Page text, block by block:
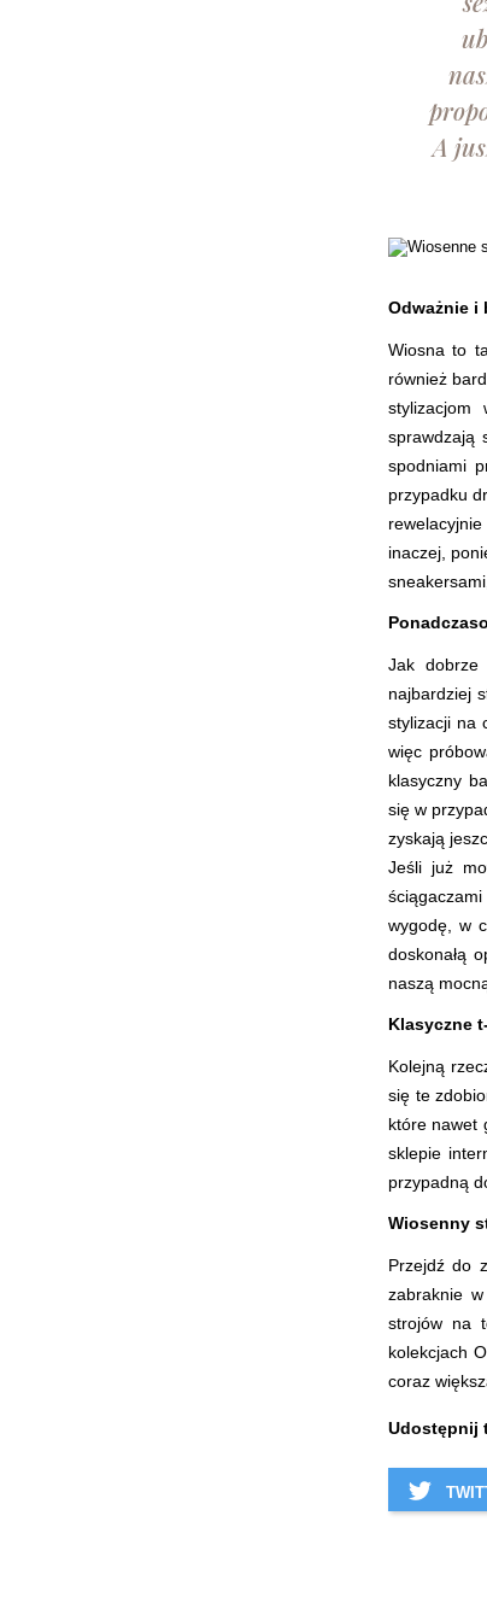
A
Odważnie i
Wiosna to
również
stylizacjom
sprawdzają
spodniami
przypadku
inaczej,
Jak dobrze
najbardziej
stylizacji na
więc
klasyczny
się w
zyskają
Jeśli już
wygodę, w
doskonałą
naszą
Klasyczne
Kolejną
się te
które nawet
sklepie
przypadną
Wiosenny
Przejdź do
zabraknie
strojów na
kolekcjach
coraz
Udostępnij